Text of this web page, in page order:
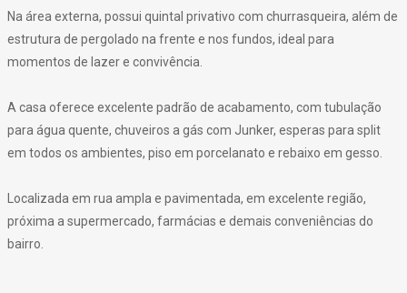
Na área externa, possui quintal privativo com churrasqueira, além de
estrutura de pergolado na frente e nos fundos, ideal para
momentos de lazer e convivência.
A casa oferece excelente padrão de acabamento, com tubulação
para água quente, chuveiros a gás com Junker, esperas para split
em todos os ambientes, piso em porcelanato e rebaixo em gesso.
Localizada em rua ampla e pavimentada, em excelente região,
próxima a supermercado, farmácias e demais conveniências do
bairro.